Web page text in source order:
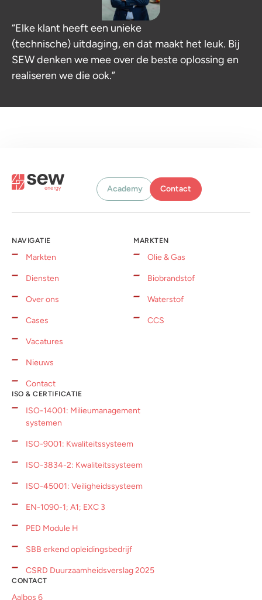
“Elke klant heeft een unieke
(technische) uitdaging, en dat maakt het leuk. Bij
SEW denken we mee over de beste oplossing en
realiseren we die ook.”
Academy Contact
NAVIGATIE
Markten
Diensten
Over ons
Cases
Vacatures
Nieuws
Contact
MARKTEN
Olie & Gas
Biobrandstof
Waterstof
CCS
ISO & CERTIFICATIE
ISO-14001: Milieumanagement
systemen
ISO-9001: Kwaliteitssysteem
ISO-3834-2: Kwaliteitssysteem
ISO-45001: Veiligheidssysteem
EN-1090-1; A1; EXC 3
PED Module H
SBB erkend opleidingsbedrijf
CSRD Duurzaamheidsverslag 2025
CONTACT
Aalbos 6